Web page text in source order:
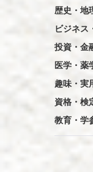
歴史・地
ビジネス
投資・金
医学・薬
趣味・実
資格・検
教育・学